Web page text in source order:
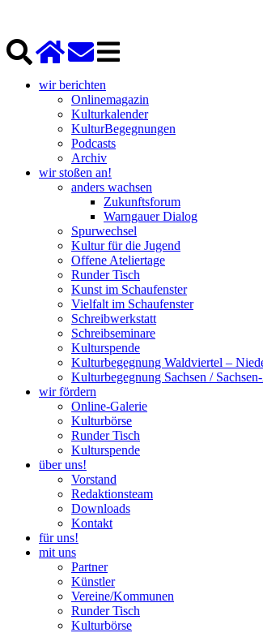
wir berichten
Onlinemagazin
Kulturkalender
KulturBegegnungen
Podcasts
Archiv
wir stoßen an!
anders wachsen
Zukunftsforum
Warngauer Dialog
Spurwechsel
Kultur für die Jugend
Offene Ateliertage
Runder Tisch
Kunst im Schaufenster
Vielfalt im Schaufenster
Schreibwerkstatt
Schreibseminare
Kulturspende
Kulturbegegnung Waldviertel –
Kulturbegegnung Sachsen /
wir fördern
Online-Galerie
Kulturbörse
Runder Tisch
Kulturspende
über uns!
Vorstand
Redaktionsteam
Downloads
Kontakt
für uns!
mit uns
Partner
Künstler
Vereine/Kommunen
Runder Tisch
Kulturbörse